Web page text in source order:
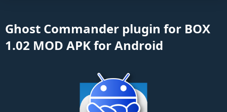
Ghost Commander plugin for BOX
1.02 MOD APK for Android